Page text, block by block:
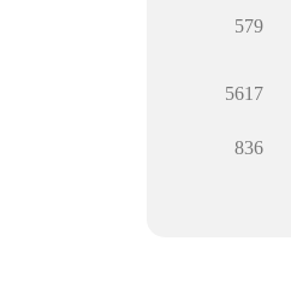
579
5617
836